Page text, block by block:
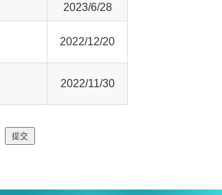
2023/6/28
2022/12/20
2022/11/30